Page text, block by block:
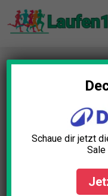
Zum
Inhalt
Startseite»Blog»
Die 5 besten
Schaue dir jetzt
Sale